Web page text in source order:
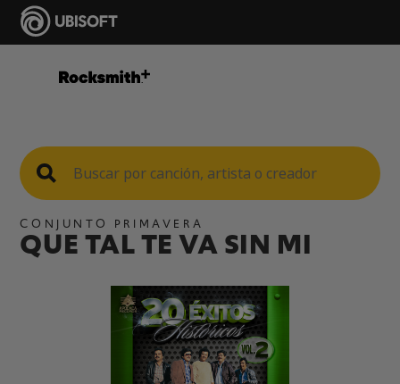
CONJUNTO PRIMAVERA
QUE TAL TE VA SIN MI